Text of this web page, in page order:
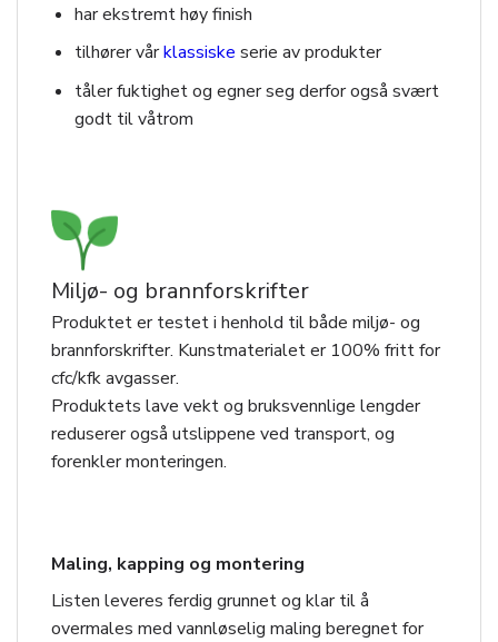
har ekstremt høy finish
tilhører vårklassiske serie av produkter
tåler fuktighet og egner seg derfor også svært
godt til våtrom
Miljø- og brannforskrifter
Produktet er testet i henhold til både miljø- og
brannforskrifter. Kunstmaterialet er 100% fritt for
cfc/kfk avgasser.
Produktets lave vekt og bruksvennlige lengder
reduserer også utslippene ved transport, og
forenkler monteringen.
Maling, kapping og montering
Listen leveres ferdig grunnet og klar til å
overmales med vannløselig maling beregnet for